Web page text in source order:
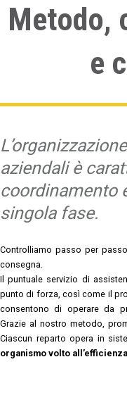
Metodo,
e
aziendali è
coordinamento
singola fase.
Controlliamo passo per
consegna.
Il puntuale servizio di
punto di forza, così come il
consentono di operare da
Grazie al nostro metodo,
Ciascun reparto opera in
organismo volto all’efficienza